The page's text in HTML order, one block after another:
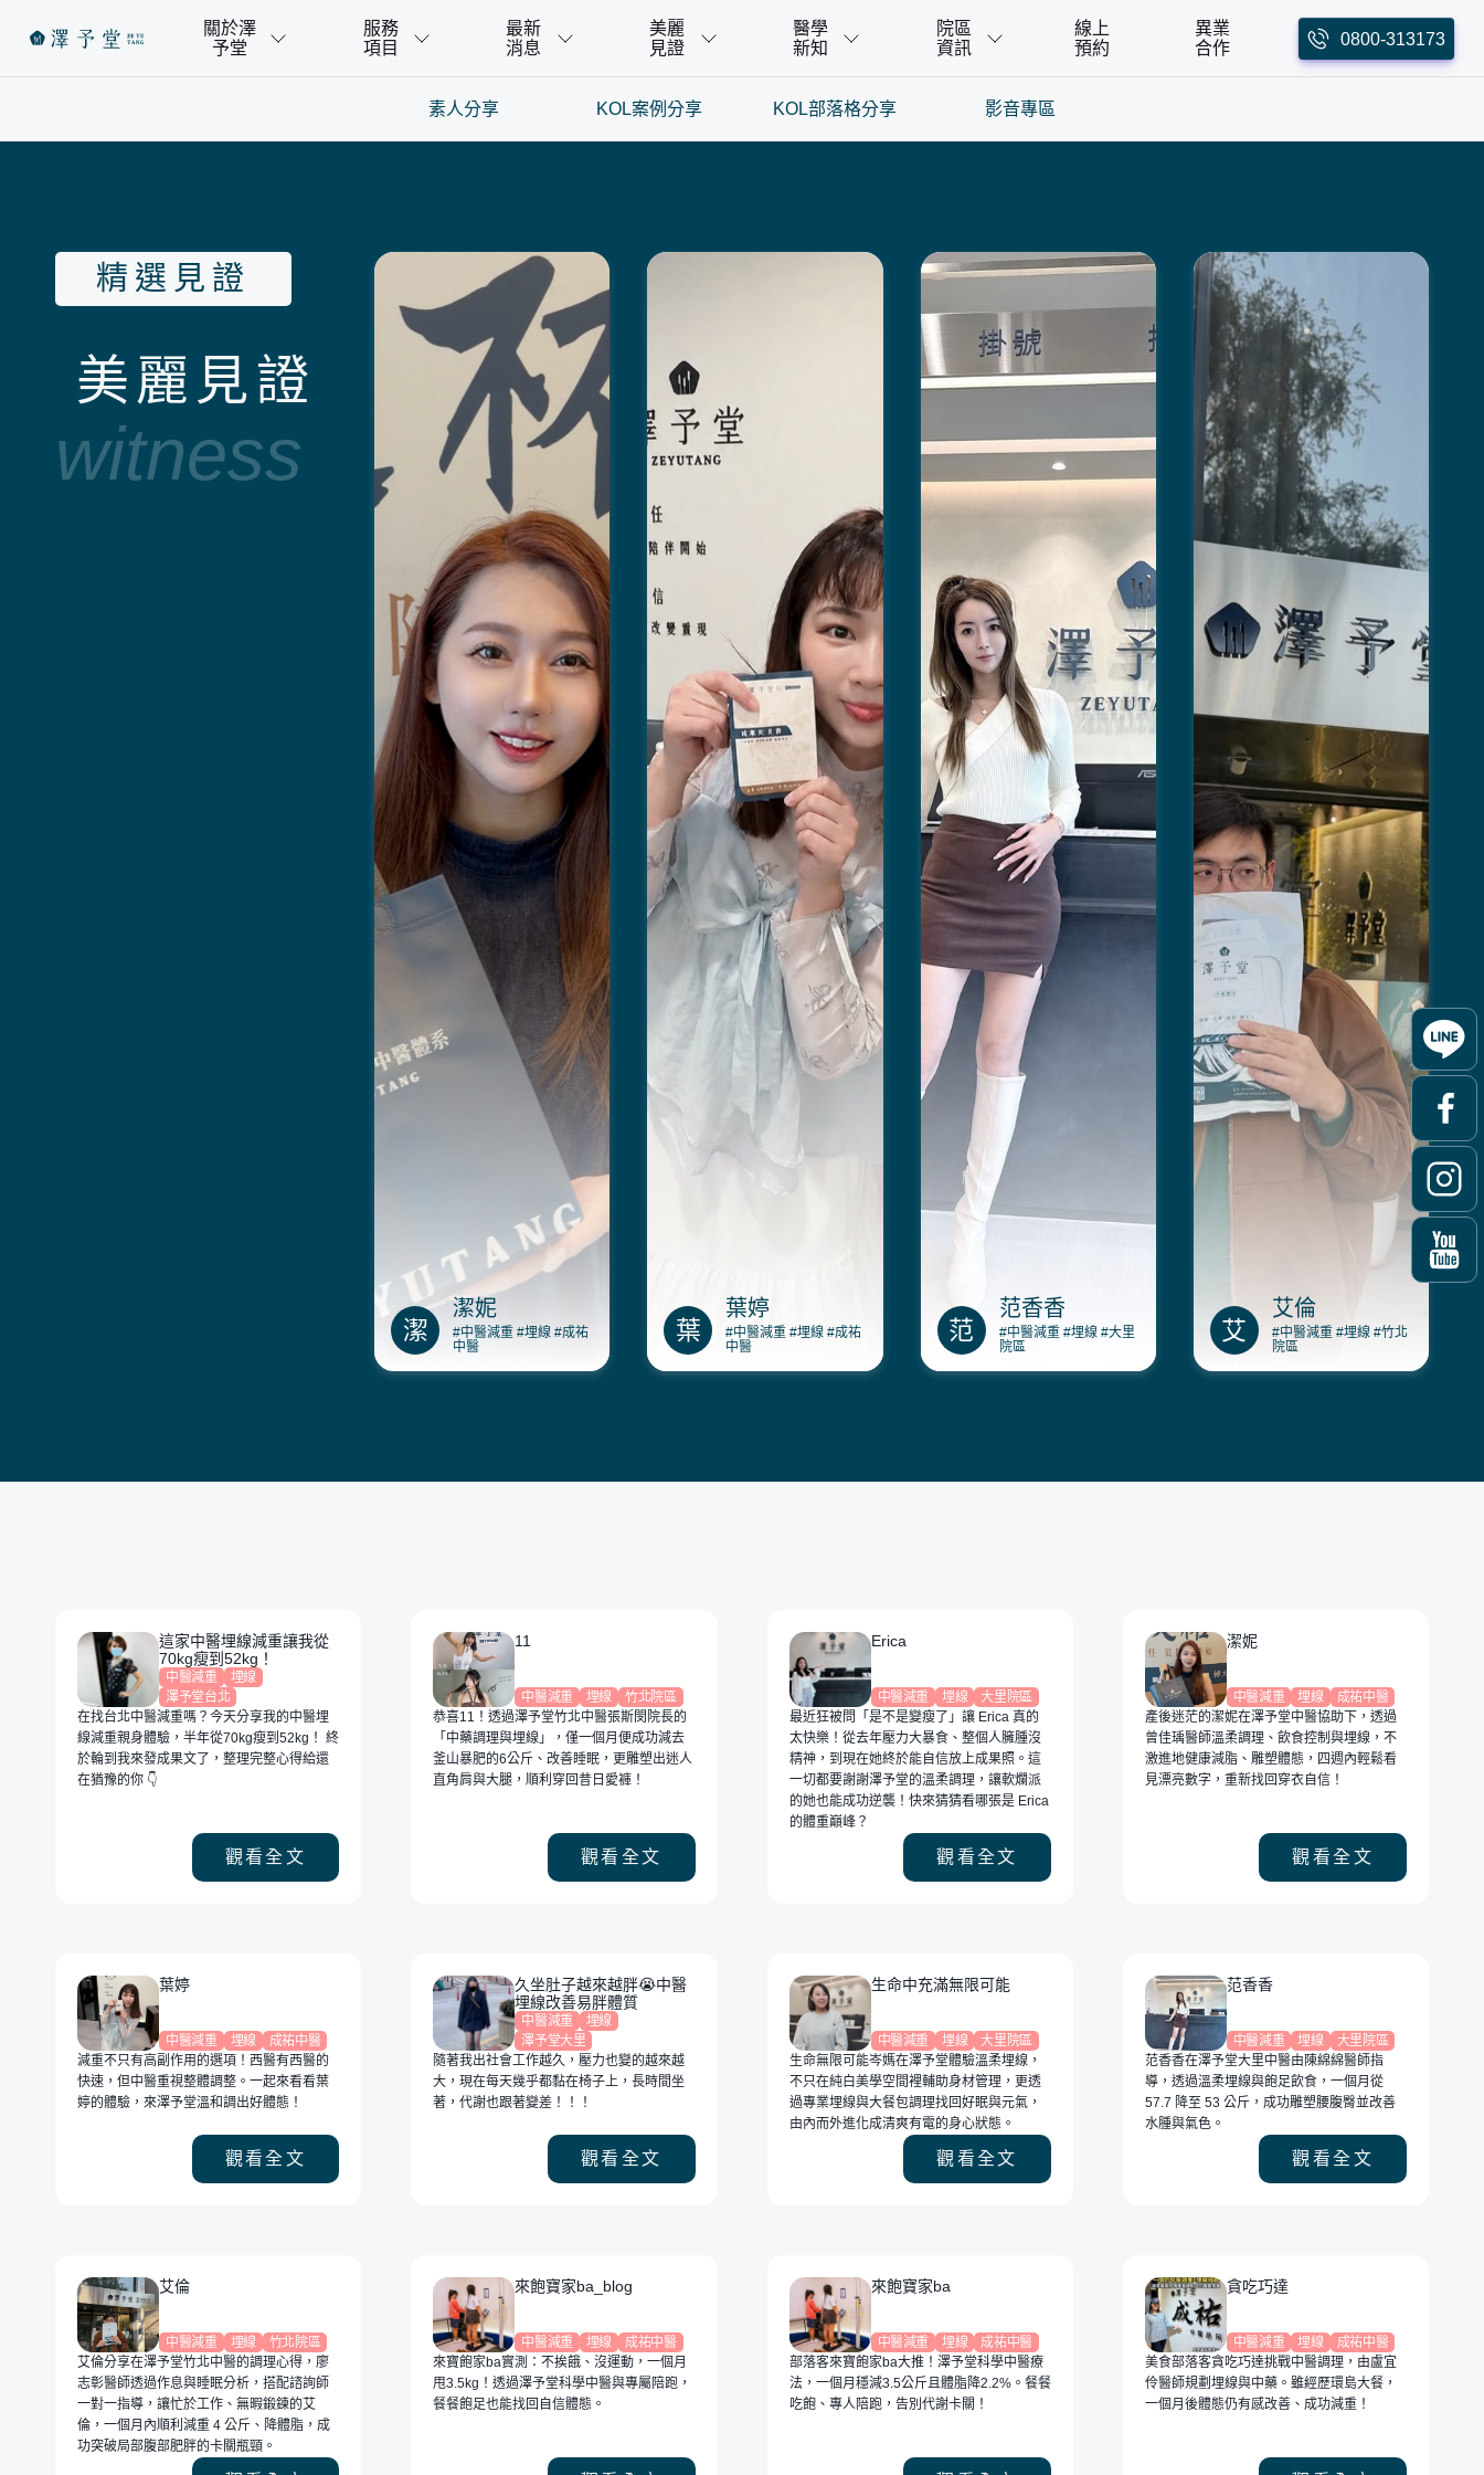
關於澤
予堂
服務
項目
最新
消息
美麗
見證
醫學
新知
院區
資訊
線上
預約
異業
合作
0800-313173
素人分享 KOL案例分享 KOL部落格分享 影音專區
精選見證
美麗見證
witness
潔
潔妮
#中醫減重 #埋線 #成祐
中醫
葉
葉婷
#中醫減重 #埋線 #成祐
中醫
范
范香香
#中醫減重 #埋線 #大里
院區
艾
艾倫
#中醫減重 #埋線 #竹北
院區
這家中醫埋線減重讓我從
70kg瘦到52kg！
中醫減重
埋線
澤予堂台北
在找台北中醫減重嗎？今天分享我的中醫埋
線減重親身體驗，半年從70kg瘦到52kg！ 終
於輪到我來發成果文了，整理完整心得給還
在猶豫的你 👇
觀看全文
11
中醫減重 埋線
竹北院區
恭喜11！透過澤予堂竹北中醫張斯閔院長的
「中藥調理與埋線」，僅一個月便成功減去
釜山暴肥的6公斤、改善睡眠，更雕塑出迷人
直角肩與大腿，順利穿回昔日愛褲！
觀看全文
Erica
中醫減重 埋線
大里院區
最近狂被問「是不是變瘦了」讓 Erica 真的
太快樂！從去年壓力大暴食、整個人臃腫沒
精神，到現在她終於能自信放上成果照。這
一切都要謝謝澤予堂的溫柔調理，讓軟爛派
的她也能成功逆襲！快來猜猜看哪張是 Erica
的體重巔峰？
觀看全文
潔妮
中醫減重 埋線
成祐中醫
產後迷茫的潔妮在澤予堂中醫協助下，透過
曾佳瑀醫師溫柔調理、飲食控制與埋線，不
激進地健康減脂、雕塑體態，四週內輕鬆看
見漂亮數字，重新找回穿衣自信！
觀看全文
葉婷
中醫減重 埋線
成祐中醫
減重不只有高副作用的選項！西醫有西醫的
快速，但中醫重視整體調整。一起來看看葉
婷的體驗，來澤予堂溫和調出好體態！
觀看全文
久坐肚子越來越胖😭中醫
埋線改善易胖體質
中醫減重
埋線
澤予堂大里
隨著我出社會工作越久，壓力也變的越來越
大，現在每天幾乎都黏在椅子上，長時間坐
著，代謝也跟著變差！！！
觀看全文
生命中充滿無限可能
中醫減重 埋線
大里院區
生命無限可能岑媽在澤予堂體驗溫柔埋線，
不只在純白美學空間裡輔助身材管理，更透
過專業埋線與大餐包調理找回好眠與元氣，
由內而外進化成清爽有電的身心狀態。
觀看全文
范香香
中醫減重 埋線
大里院區
范香香在澤予堂大里中醫由陳綿綿醫師指
導，透過溫柔埋線與飽足飲食，一個月從
57.7 降至 53 公斤，成功雕塑腰腹臀並改善
水腫與氣色。
觀看全文
艾倫
中醫減重 埋線
竹北院區
艾倫分享在澤予堂竹北中醫的調理心得，廖
志彰醫師透過作息與睡眠分析，搭配諮詢師
一對一指導，讓忙於工作、無暇鍛鍊的艾
倫，一個月內順利減重 4 公斤、降體脂，成
功突破局部腹部肥胖的卡關瓶頸。
來飽寶家ba_blog
中醫減重 埋線
成祐中醫
來寶飽家ba實測：不挨餓、沒運動，一個月
甩3.5kg！透過澤予堂科學中醫與專屬陪跑，
餐餐飽足也能找回自信體態。
來飽寶家ba
中醫減重 埋線
成祐中醫
部落客來寶飽家ba大推！澤予堂科學中醫療
法，一個月穩減3.5公斤且體脂降2.2%。餐餐
吃飽、專人陪跑，告別代謝卡關！
貪吃巧達
中醫減重 埋線
成祐中醫
美食部落客貪吃巧達挑戰中醫調理，由盧宜
伶醫師規劃埋線與中藥。雖經歷環島大餐，
一個月後體態仍有感改善、成功減重！